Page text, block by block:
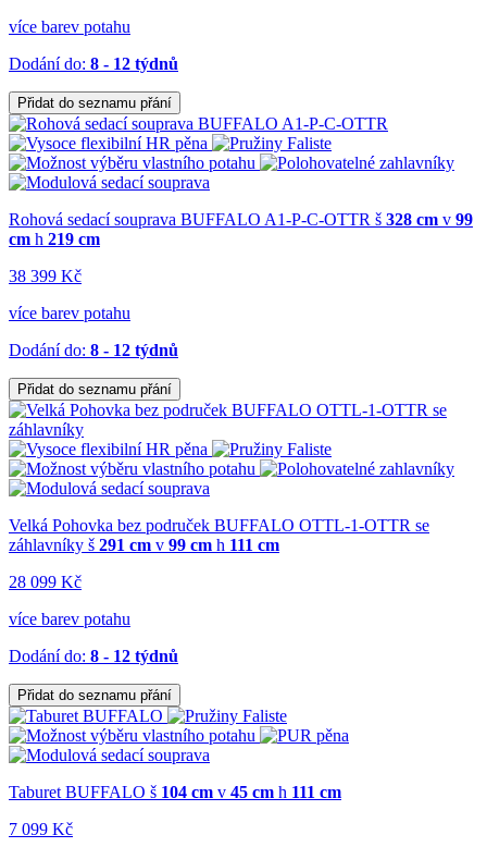
více barev potahu
Dodání do: 8 - 12 týdnů
Přidat do seznamu přání
Rohová sedací souprava BUFFALO A1-P-C-OTTR š 328 cm v 99
cm h 219 cm
38 399 Kč
více barev potahu
Dodání do: 8 - 12 týdnů
Přidat do seznamu přání
Velká Pohovka bez područek BUFFALO OTTL-1-OTTR se
záhlavníky š 291 cm v 99 cm h 111 cm
28 099 Kč
více barev potahu
Dodání do: 8 - 12 týdnů
Přidat do seznamu přání
Taburet BUFFALO š 104 cm v 45 cm h 111 cm
7 099 Kč